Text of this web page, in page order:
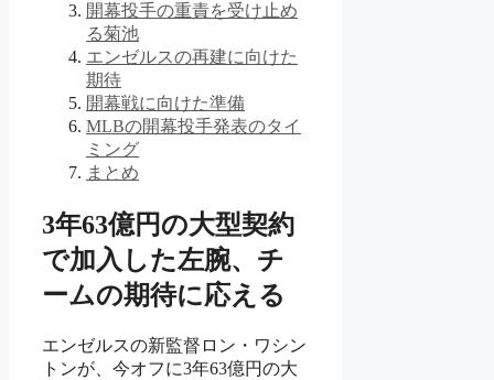
開幕投手の重責を受け止め
る菊池
エンゼルスの再建に向けた
期待
開幕戦に向けた準備
MLBの開幕投手発表のタイ
ミング
まとめ
3年63億円の大型契約
で加入した左腕、チ
ームの期待に応える
エンゼルスの新監督ロン・ワシン
トンが、今オフに3年63億円の大